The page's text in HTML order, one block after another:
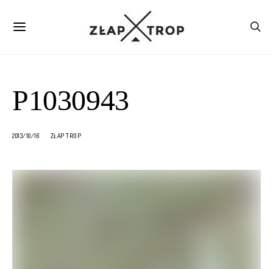
P1030943
2013/10/16 ZŁAP TROP